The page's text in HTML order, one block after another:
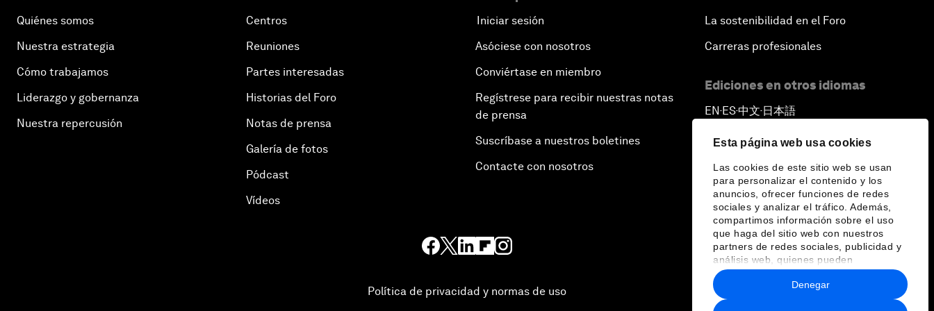
Esta página web usa cookies
Las cookies de este sitio web se usan
para personalizar el contenido y los
anuncios, ofrecer funciones de redes
sociales y analizar el tráfico. Además,
compartimos información sobre el uso
que haga del sitio web con nuestros
partners de redes sociales, publicidad y
análisis web, quienes pueden
combinarla con otra información que les
haya proporcionado o que hayan
recopilado a partir del uso que haya
Denegar
Quiénes somos
Nuestra estrategia
Cómo trabajamos
Liderazgo y gobernanza
Nuestra repercusión
Centros
Reuniones
Partes interesadas
Historias del Foro
Notas de prensa
Galería de fotos
Pódcast
Vídeos
Iniciar sesión
Asóciese con nosotros
Conviértase en miembro
Regístrese para recibir nuestras notas
de prensa
Suscríbase a nuestros boletines
Contacte con nosotros
La sostenibilidad en el Foro
Carreras profesionales
Ediciones en otros idiomas
EN ▪ ES▪中文▪ 日本語
Política de privacidad y normas de uso